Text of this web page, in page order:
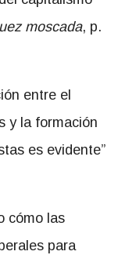
moscada, p.
entre el
y la formación
es evidente”
cómo las
para